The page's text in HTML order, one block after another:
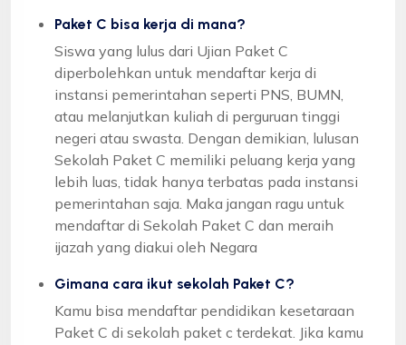
Paket C bisa kerja di mana?
Siswa yang lulus dari Ujian Paket C
diperbolehkan untuk mendaftar kerja di
instansi pemerintahan seperti PNS, BUMN,
atau melanjutkan kuliah di perguruan tinggi
negeri atau swasta. Dengan demikian, lulusan
Sekolah Paket C memiliki peluang kerja yang
lebih luas, tidak hanya terbatas pada instansi
pemerintahan saja. Maka jangan ragu untuk
mendaftar di Sekolah Paket C dan meraih
ijazah yang diakui oleh Negara
Gimana cara ikut sekolah Paket C?
Kamu bisa mendaftar pendidikan kesetaraan
Paket C di sekolah paket c terdekat. Jika kamu